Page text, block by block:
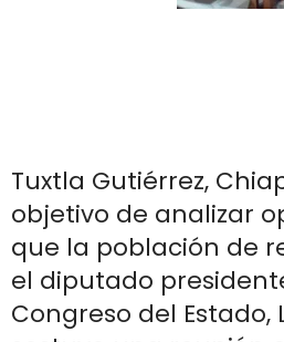
Tuxtla Gutiérrez,
objetivo de analizar
que la población de
el diputado
Congreso del